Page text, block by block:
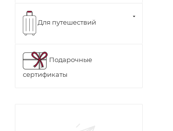
Для путешествий
Подарочные
сертификаты